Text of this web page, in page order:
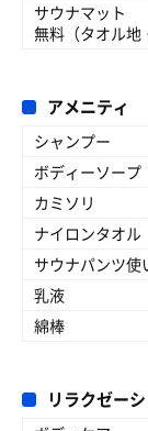
サウナマット
無料（タオル地
アメニティ
シャンプー
ボディーソープ
カミソリ
ナイロンタオル
サウナパンツ使
乳液
綿棒
リラクゼー